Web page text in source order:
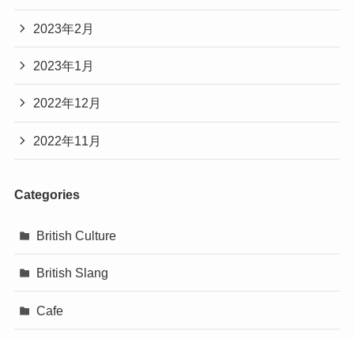
2023年2月
2023年1月
2022年12月
2022年11月
Categories
British Culture
British Slang
Cafe